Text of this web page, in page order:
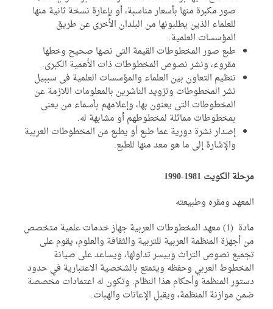
صور مكبرة منها بأسعار مناسبة، أو بإعارة نسخة ثانية منها
للعلماء الذين يطلبونها من البلدان الأخرى عن طريق
المؤسسات العلمية.
طبع صور المخطوطات القيمة التى نصها صحيح وخطها
مقروء، ونشر نصوص المخطوطات ذات الأهمية الكبرى.
تنظيم التعاون بين العلماء والمؤسسات العلمية فى سببيل
نشر المخطوطات وتزويد الناشرين بالمعلومات اللازمة عن
المخطوطات التى يعنون بها، وإعلامهم بأسماء من يعنى
بمخطوطات مماثلة لمخطوطهم أو مشابهة له.
إصدار نشرة دورية عما طبع أو يطبع من المخطوطات العربية
والإشارة إلى ما هو معد منها للطبع.
الكويت 1981-1990
ومقره وطبيعته
مادة (1) معهد المخطوطات العربية جهاز خدمات علمية متخصص
أجهزة المنظمة العربية للتربية والثقافة والعلوم، يقوم على
نصوص التراث وييسر تداولها، ويساعد على صيانة
العربي وحفظه ويتمتع بالشخصية الاعتبارية في حدود
المنظمة وأحكام هذا النظام. وتكون له اعتمادات مخصصة
موازنة المنظمة، ويقبل الإعانات والهبات.